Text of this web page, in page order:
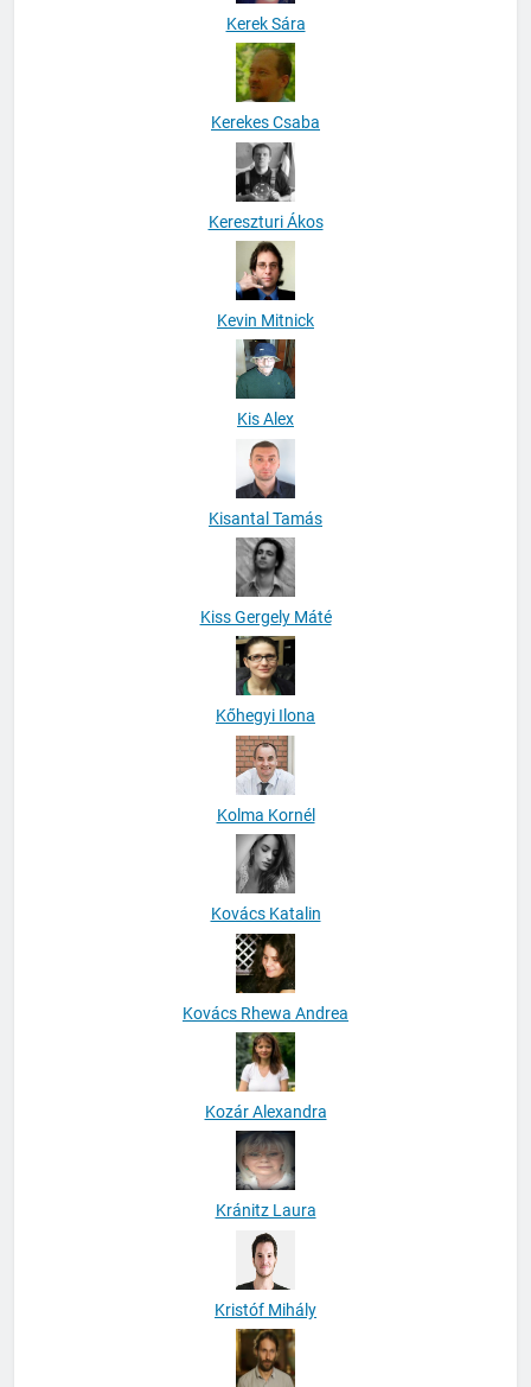
Kerek Sára
Kerekes Csaba
Kereszturi Ákos
Kevin Mitnick
Kis Alex
Kisantal Tamás
Kiss Gergely Máté
Kőhegyi Ilona
Kolma Kornél
Kovács Katalin
Kovács Rhewa Andrea
Kozár Alexandra
Kránitz Laura
Kristóf Mihály